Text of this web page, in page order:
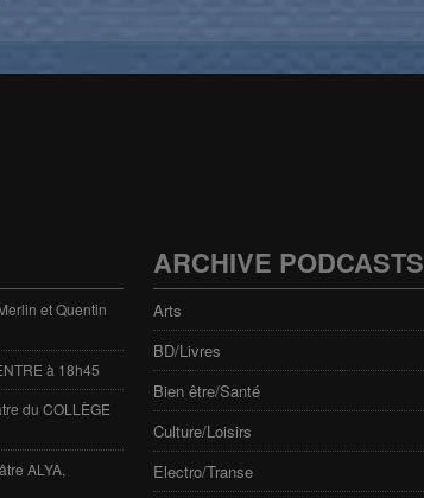
et Quentin
à 18h45
du COLLÈGE
ALYA,
ARCHIVE PODCASTS
Arts
BD/Livres
Bien être/Santé
Culture/Loisirs
Electro/Transe